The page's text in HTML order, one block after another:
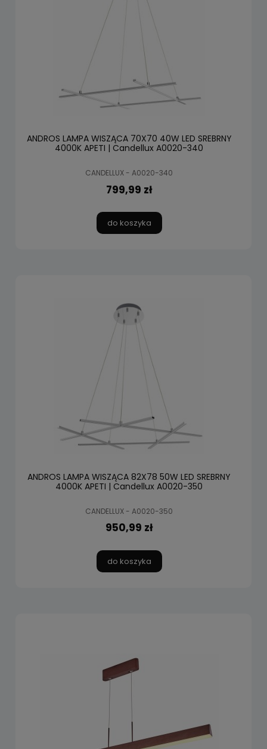
ANDROS LAMPA WISZĄCA 70X70 40W LED SREBRNY
4000K APETI | Candellux A0020-340
CANDELLUX - A0020-340
799,99 zł
do koszyka
ANDROS LAMPA WISZĄCA 82X78 50W LED SREBRNY
4000K APETI | Candellux A0020-350
CANDELLUX - A0020-350
950,99 zł
do koszyka